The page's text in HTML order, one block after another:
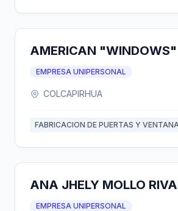
AMERICAN
EMPRESA UNIPERSONAL
COLCAPIRHUA
FABRICACION DE PUERTAS Y
ANA JHELY MOLLO
EMPRESA UNIPERSONAL